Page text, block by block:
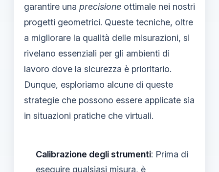
garantire una precisione ottimale nei nostri
progetti geometrici. Queste tecniche, oltre
a migliorare la qualità delle misurazioni, si
rivelano essenziali per gli ambienti di
lavoro dove la sicurezza è prioritario.
Dunque, esploriamo alcune di queste
strategie che possono essere applicate sia
in situazioni pratiche che virtuali.
Calibrazione degli strumenti: Prima di
eseguire qualsiasi misura, è